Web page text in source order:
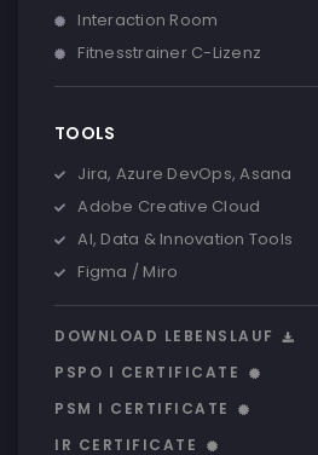
Interaction Room
Fitnesstrainer C-Lizenz
TOOLS
Jira, Azure DevOps, Asana
Adobe Creative Cloud
AI, Data & Innovation Tools
Figma / Miro
DOWNLOAD LEBENSLAUF
PSPO I CERTIFICATE
PSM I CERTIFICATE
IR CERTIFICATE